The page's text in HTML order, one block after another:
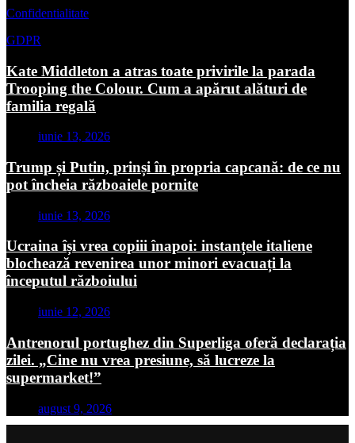
Confidentialitate
GDPR
Kate Middleton a atras toate privirile la parada
Trooping the Colour. Cum a apărut alături de
familia regală
iunie 13, 2026
Trump și Putin, prinși în propria capcană: de ce nu
pot încheia războaiele pornite
iunie 13, 2026
Ucraina își vrea copiii înapoi: instanțele italiene
blochează revenirea unor minori evacuați la
începutul războiului
iunie 12, 2026
Antrenorul portughez din Superliga oferă declarația
zilei. „Cine nu vrea presiune, să lucreze la
supermarket!”
august 9, 2026